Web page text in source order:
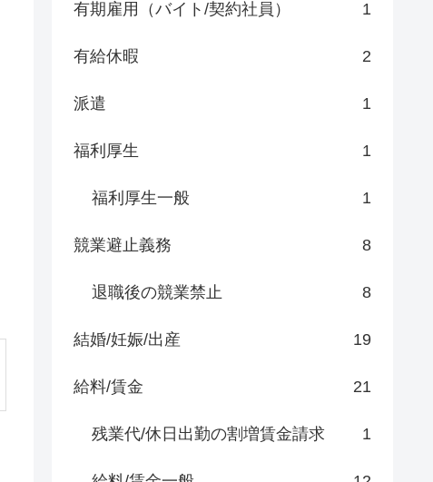
有期雇用（バイト/契約社員） 1
有給休暇 2
派遣 1
福利厚生 1
福利厚生一般 1
競業避止義務 8
退職後の競業禁止 8
結婚/妊娠/出産 19
給料/賃金 21
残業代/休日出勤の割増賃金請求 1